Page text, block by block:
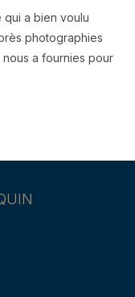
qui a bien voulu
photographies
a fournies pour